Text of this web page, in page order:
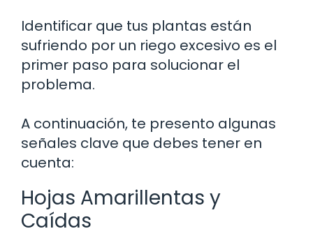
Identificar que tus plantas están
sufriendo por un riego excesivo es el
primer paso para solucionar el
problema.
A continuación, te presento algunas
señales clave que debes tener en
cuenta:
Hojas Amarillentas y
Caídas